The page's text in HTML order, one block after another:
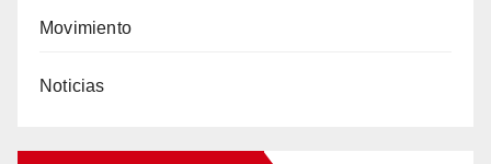
Movimiento
Noticias